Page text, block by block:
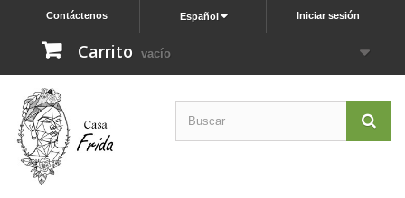
Iniciar sesión
Español
Contáctenos
Carrito vacío